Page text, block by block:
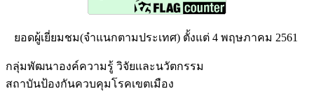
ยอดผู้เยี่ยมชม(จำแนกตามประเทศ) ตั้งแต่ 4 พฤษภาคม 2561
กลุ่มพัฒนาองค์ความรู้ วิจัยเเละนวัตกรรม
สถาบันป้องกันควบคุมโรคเขตเมือง